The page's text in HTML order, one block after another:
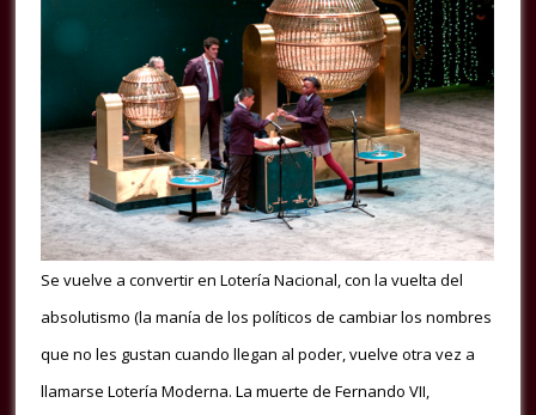
Se vuelve a convertir en Lotería Nacional, con la vuelta del
absolutismo (la manía de los políticos de cambiar los nombres
que no les gustan cuando llegan al poder, vuelve otra vez a
llamarse Lotería Moderna. La muerte de Fernando VII,